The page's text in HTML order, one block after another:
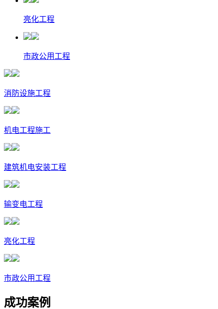
亮化工程
市政公用工程
消防设施工程
机电工程施工
建筑机电安装工程
输变电工程
亮化工程
市政公用工程
成功案例